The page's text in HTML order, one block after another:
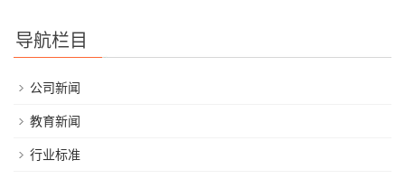
导航栏目
公司新闻
教育新闻
行业标准